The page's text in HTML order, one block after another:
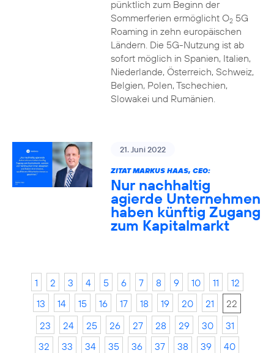
pünktlich zum Beginn der
Sommerferien ermöglicht O25G
Roaming in zehn europäischen
Ländern. Die 5G-Nutzung ist ab
sofort möglich in Spanien, Italien,
Niederlande, Österreich, Schweiz,
Belgien, Polen, Tschechien,
Slowakei und Rumänien.
21. Juni 2022
ZITAT MARKUS HAAS, CEO:
Nur nachhaltig
agierde Unternehmen
haben künftig Zugang
zum Kapitalmarkt
1 2 3 4 5 6 7 8 9 10 11
12
13
14 15 16 17 18 19 20 21
22
23
24 25 26 27 28 29 30
31
32
33 34 35 36 37 38 39
40